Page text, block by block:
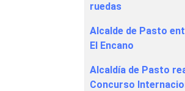
ruedas
Alcalde de Pasto
El Encano
Alcaldía de Pasto
Concurso